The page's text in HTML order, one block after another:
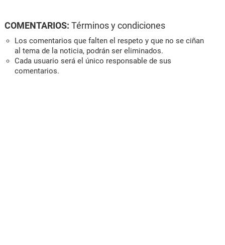
COMENTARIOS: Términos y condiciones
Los comentarios que falten el respeto y que no se ciñan
al tema de la noticia, podrán ser eliminados.
Cada usuario será el único responsable de sus
comentarios.